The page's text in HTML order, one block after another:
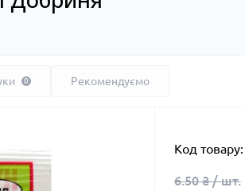
0 Рекомендуємо
Код товару:
6.50 ₴ / шт.